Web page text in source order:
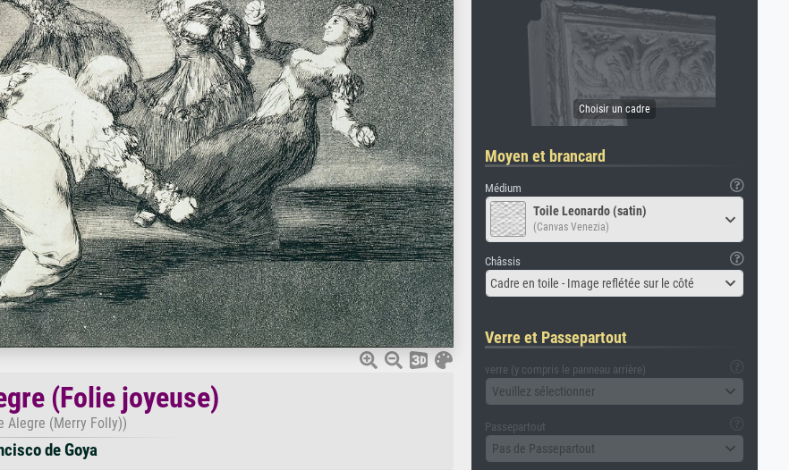
(Folie joyeuse)
Alegre (Merry Folly))
de Goya
Moyen et brancard
Médium
Toile Leonardo (satin)
(Canvas Venezia)
Châssis
Cadre en toile - Image reflétée sur le côté
Verre et Passepartout
verre (y compris le panneau arrière)
Veuillez sélectionner
Passepartout
Pas de Passepartout